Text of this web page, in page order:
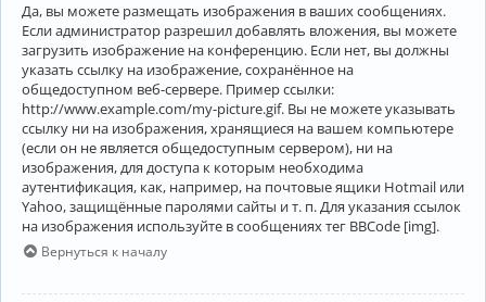
Да, вы можете размещать изображения в ваших сообщениях.
Если администратор разрешил добавлять вложения, вы можете
загрузить изображение на конференцию. Если нет, вы должны
указать ссылку на изображение, сохранённое на
общедоступном веб-сервере. Пример ссылки:
http://www.example.com/my-picture.gif. Вы не можете указывать
ссылку ни на изображения, хранящиеся на вашем компьютере
(если он не является общедоступным сервером), ни на
изображения, для доступа к которым необходима
аутентификация, как, например, на почтовые ящики Hotmail или
Yahoo, защищённые паролями сайты и т. п. Для указания ссылок
на изображения используйте в сообщениях тег BBCode [img].
Вернуться к началу